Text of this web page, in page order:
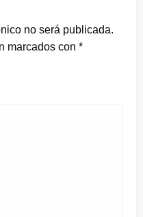
no será publicada.
marcados con *